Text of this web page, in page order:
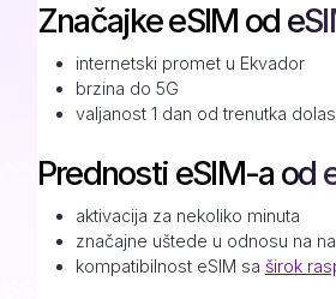
Značajke eSIM od
internetski promet u Ekvador
brzina do 5G
valjanost 1 dan od trenutka
Prednosti eSIM-a od
aktivacija za nekoliko minuta
značajne uštede u odnosu na
kompatibilnost eSIM sa širok